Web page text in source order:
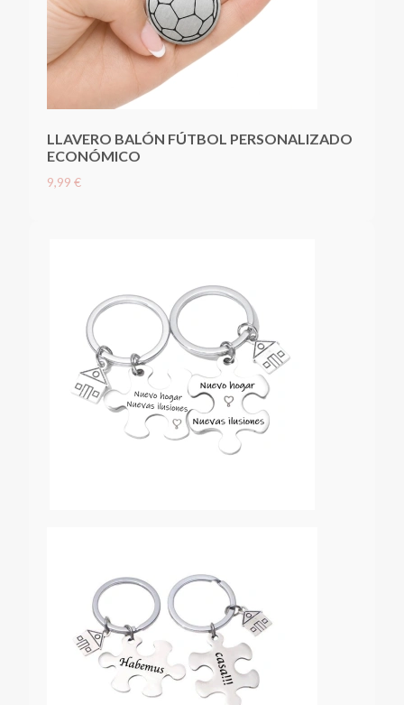
LLAVERO BALÓN FÚTBOL PERSONALIZADO
ECONÓMICO
9,99 €